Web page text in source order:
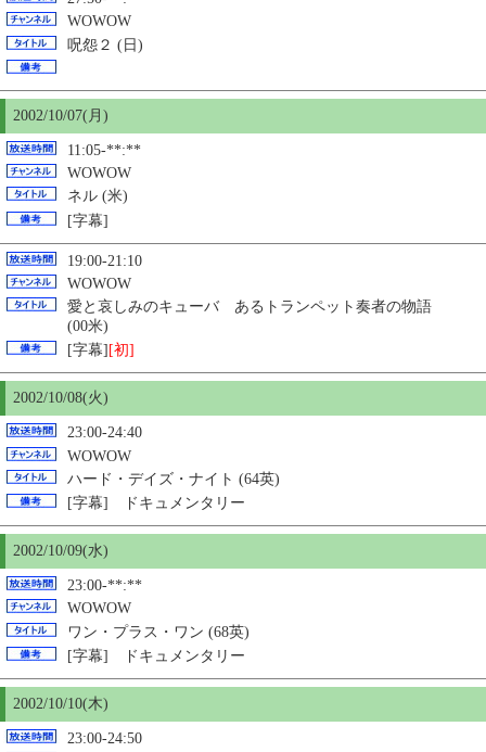
WOWOW
呪怨２ (日)
2002/10/07(月)
11:05-**:**
WOWOW
ネル (米)
[字幕]
19:00-21:10
WOWOW
愛と哀しみのキューバ あるトランペット奏者の物語
(00米)
[字幕] [初]
2002/10/08(火)
23:00-24:40
WOWOW
ハード・デイズ・ナイト (64英)
[字幕] ドキュメンタリー
2002/10/09(水)
23:00-**:**
WOWOW
ワン・プラス・ワン (68英)
[字幕] ドキュメンタリー
2002/10/10(木)
23:00-24:50